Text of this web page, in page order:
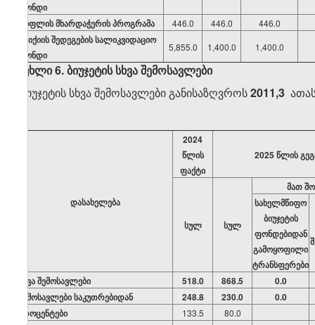
ფონდი
სოფლის მხარდაჭერის პროგრამა 446.0 446.0 446.0
სტიქიის შედეგების სალიკვიდაციო
ფონდი
5,855.0 1,400.0 1,400.0
მუხლი 6. ბიუჯეტის სხვა შემოსავლები
ბიუჯეტის სხვა შემოსავლები განისაზღვროს2011,3
დასახელება
2024
წლის
ფაქტი
2025 წლის
სულ სულ
მათ
სახელმწიფო
ბიუჯეტის
ფონდებიდან
გამოყოფილი
ტრანსფერები
სხვა შემოსავლები 518.0 868.5
0.0
შემოსავლები საკუთრებიდან
248.8 230.0
0.0
პროცენტები
133.5 80.0